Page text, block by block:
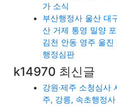
가 소식
부산행정사 울산 대
산 거제 통영 밀양
김천 안동 영주 울
행정심판
k14970 최신글
강원·제주 소청심사
주, 강릉, 속초행정